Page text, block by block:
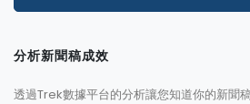
分析新聞稿成效
透過Trek數據平台的分析讓您知道你的新聞